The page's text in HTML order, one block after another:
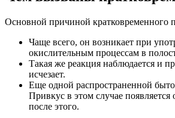
Основной причиной кратковременного
Чаще всего, он возникает при
окислительным процессам в
Такая же реакция наблюдается и
исчезает.
Еще одной распространенной
Привкус в этом случае
после этого.